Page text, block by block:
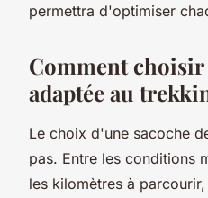
permettra d'optimiser
Comment choisir
adaptée au
Le choix d'une sacoche
pas. Entre les conditions
les kilomètres à